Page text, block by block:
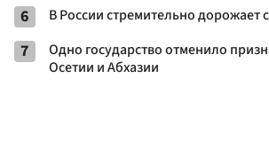
6 В России стремительно дорожает
7
Одно государство отменило
Осетии и Абхазии